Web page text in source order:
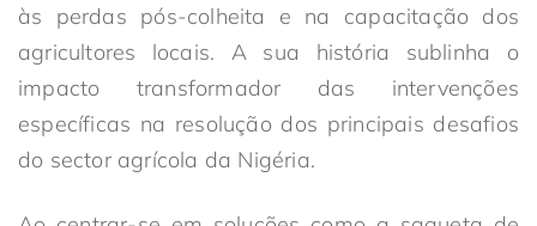
às perdas pós-colheita e na capacitação dos
agricultores locais. A sua história sublinha o
impacto transformador das intervenções
específicas na resolução dos principais desafios
do sector agrícola da Nigéria.